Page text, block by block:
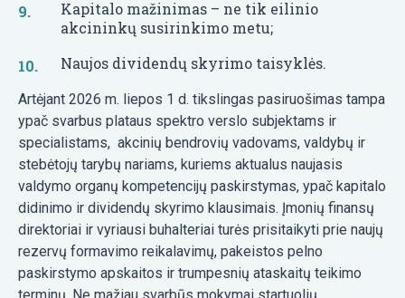
Kapitalo mažinimas – ne tik eilinio
akcininkų susirinkimo metu;
Naujos dividendų skyrimo taisyklės.
Artėjant 2026 m. liepos 1 d. tikslingas pasiruošimas tampa
ypač svarbus plataus spektro verslo subjektams ir
specialistams, akcinių bendrovių vadovams, valdybų ir
stebėtojų tarybų nariams, kuriems aktualus naujasis
valdymo organų kompetencijų paskirstymas, ypač kapitalo
didinimo ir dividendų skyrimo klausimais. Įmonių finansų
direktoriai ir vyriausi buhalteriai turės prisitaikyti prie naujų
rezervų formavimo reikalavimų, pakeistos pelno
paskirstymo apskaitos ir trumpesnių ataskaitų teikimo
terminų. Ne mažiau svarbūs mokymai startuolių